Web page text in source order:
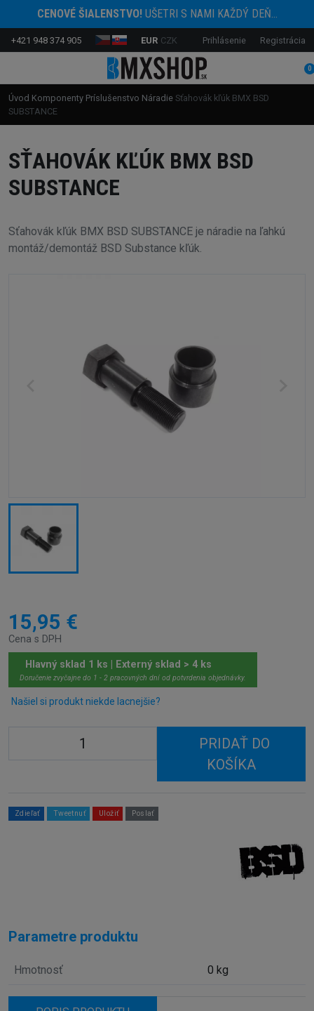
CENOVÉ ŠIALENSTVO!UŠETRI S NAMI KAŽDÝ DEŇ...
+421 948 374 905 EUR CZK Prihlásenie Registrácia
0
Úvod Komponenty Príslušenstvo Náradie Sťahovák kľúk BMX BSD
SUBSTANCE
SŤAHOVÁK KĽÚK BMX BSD
SUBSTANCE
Sťahovák kľúk BMX BSD SUBSTANCE je náradie na ľahkú
montáž/demontáž BSD Substance kľúk.
15,95 €
Cena s DPH
Hlavný sklad 1 ks | Externý sklad > 4 ks
Doručenie zvyčajne do 1 - 2 pracovných dní od potvrdenia objednávky.
Našiel si produkt niekde lacnejšie?
PRIDAŤ DO
KOŠÍKA
Zdieľať Tweetnuť Uložiť Poslať
Parametre produktu
Hmotnosť 0 kg